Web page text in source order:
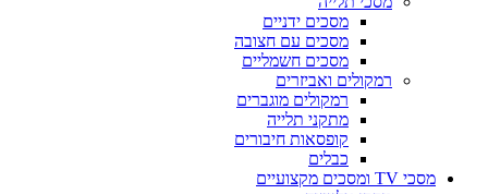
מסכים ידניים
מסכים עם חצובה
מסכים חשמליים
רמקולים ואביזרים
רמקולים מוגברים
מתקני תלייה
קופסאות חיבורים
כבלים
מסכי TV ומסכים מקצועיים